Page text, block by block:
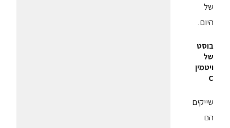
של
היום.
בוסט
של
ויטמין
C
שייקים
הם